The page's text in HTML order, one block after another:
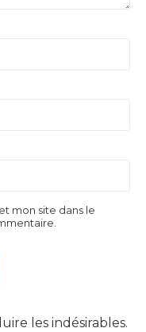
mon site dans le
les indésirables.